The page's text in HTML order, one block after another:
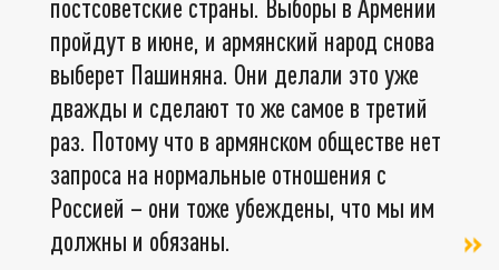
постсоветские страны. Выборы в Армении
пройдут в июне, и армянский народ снова
выберет Пашиняна. Они делали это уже
дважды и сделают то же самое в третий
раз. Потому что в армянском обществе нет
запроса на нормальные отношения с
Россией – они тоже убеждены, что мы им
должны и обязаны.